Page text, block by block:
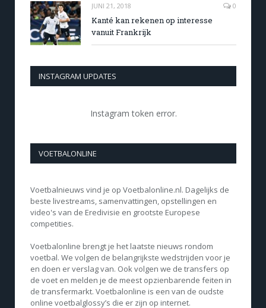
JUNI 21, 2018 0
Kanté kan rekenen op interesse
vanuit Frankrijk
INSTAGRAM UPDATES
Instagram token error.
VOETBALONLINE
Voetbalnieuws vind je op Voetbalonline.nl. Dagelijks de
beste livestreams, samenvattingen, opstellingen en
video's van de Eredivisie en grootste Europese
competities.
Voetbalonline brengt je het laatste nieuws rondom
voetbal. We volgen de belangrijkste wedstrijden voor je
en doen er verslag van. Ook volgen we de transfers op
de voet en melden je de meest opzienbarende feiten in
de transfermarkt. Voetbalonline is een van de oudste
online voetbalglossy’s die er zijn op internet.